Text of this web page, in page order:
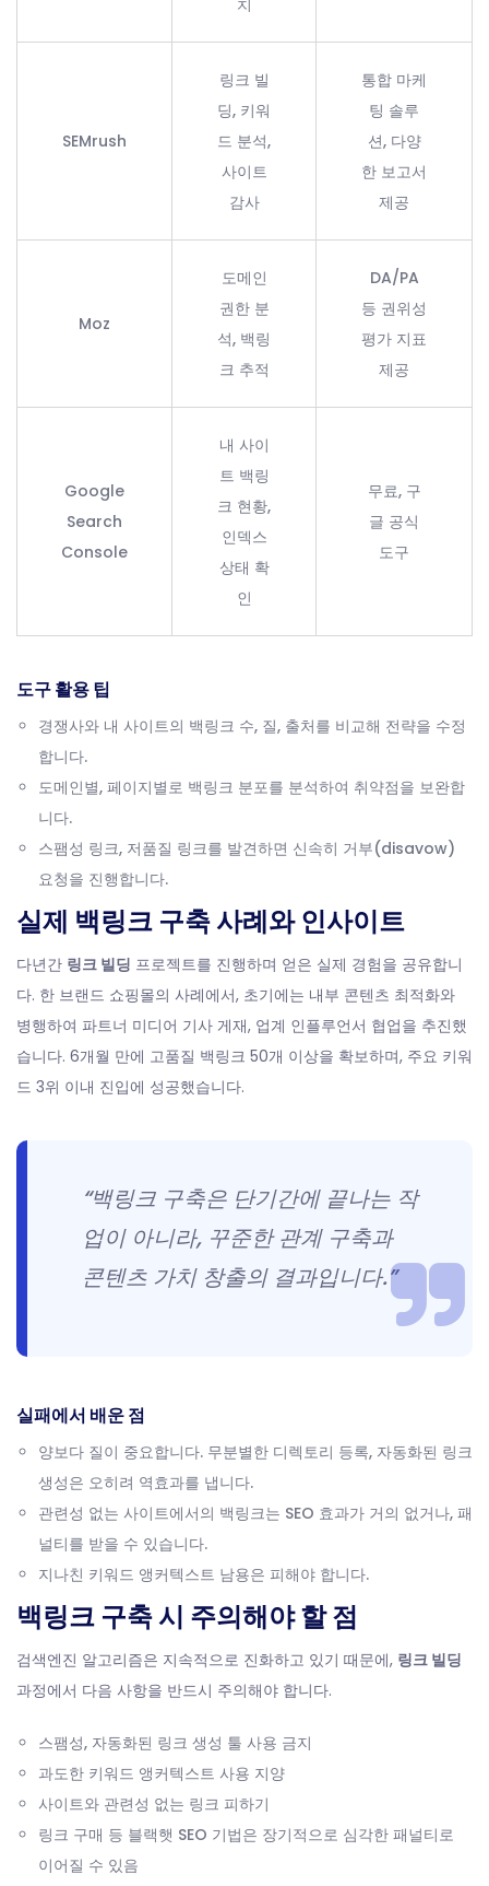
치
SEMrush
링크 빌
딩, 키워
드 분석,
사이트
감사
통합 마케
팅 솔루
션, 다양
한 보고서
제공
Moz
도메인
권한 분
석, 백링
크 추적
DA/PA
등 권위성
평가 지표
제공
Google
Search
Console
내 사이
트 백링
크 현황,
인덱스
상태 확
인
무료, 구
글 공식
도구
도구 활용 팁
경쟁사와 내 사이트의 백링크 수, 질, 출처를 비교해 전략을 수정
합니다.
도메인별, 페이지별로 백링크 분포를 분석하여 취약점을 보완합
니다.
스팸성 링크, 저품질 링크를 발견하면 신속히 거부(disavow)
요청을 진행합니다.
실제 백링크 구축 사례와 인사이트
다년간 링크 빌딩 프로젝트를 진행하며 얻은 실제 경험을 공유합니
다. 한 브랜드 쇼핑몰의 사례에서, 초기에는 내부 콘텐츠 최적화와
병행하여 파트너 미디어 기사 게재, 업계 인플루언서 협업을 추진했
습니다. 6개월 만에 고품질 백링크 50개 이상을 확보하며, 주요 키워
드 3위 이내 진입에 성공했습니다.
“백링크 구축은 단기간에 끝나는 작
업이 아니라, 꾸준한 관계 구축과
콘텐츠 가치 창출의 결과입니다.”
실패에서 배운 점
양보다 질이 중요합니다. 무분별한 디렉토리 등록, 자동화된 링크
생성은 오히려 역효과를 냅니다.
관련성 없는 사이트에서의 백링크는 SEO 효과가 거의 없거나, 패
널티를 받을 수 있습니다.
지나친 키워드 앵커텍스트 남용은 피해야 합니다.
백링크 구축 시 주의해야 할 점
검색엔진 알고리즘은 지속적으로 진화하고 있기 때문에, 링크 빌딩
과정에서 다음 사항을 반드시 주의해야 합니다.
스팸성, 자동화된 링크 생성 툴 사용 금지
과도한 키워드 앵커텍스트 사용 지양
사이트와 관련성 없는 링크 피하기
링크 구매 등 블랙햇 SEO 기법은 장기적으로 심각한 패널티로
이어질 수 있음